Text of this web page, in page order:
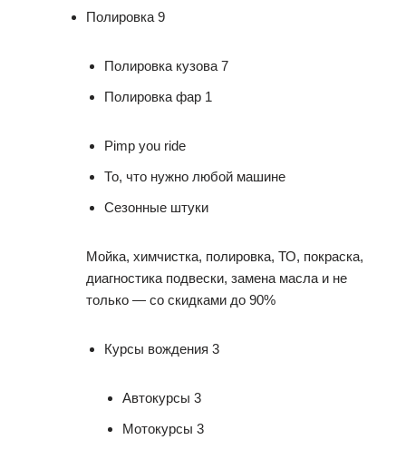
Полировка 9
Полировка кузова 7
Полировка фар 1
Pimp you ride
То, что нужно любой машине
Сезонные штуки
Мойка, химчистка, полировка, ТО, покраска,
диагностика подвески, замена масла и не
только — со скидками до 90%
Курсы вождения 3
Автокурсы 3
Мотокурсы 3